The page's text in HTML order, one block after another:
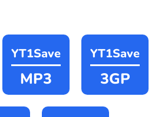
YT1Save
MP3
YT1Save
3GP